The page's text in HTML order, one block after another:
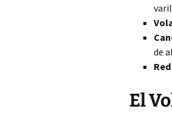
de
Red
El